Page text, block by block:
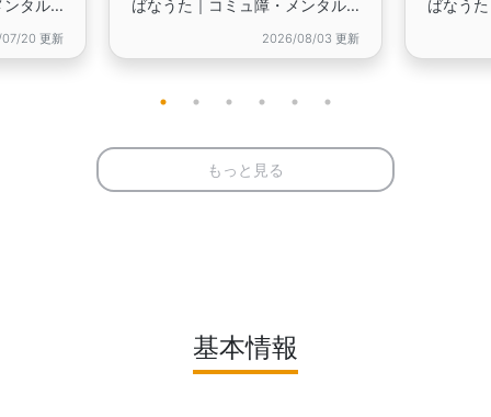
ばなうた｜コミュ障・メンタル疾患・HSP・発達障害・ニートなど、生きづらさを抱える方の居場所
20 更新
ばなうた｜コミュ障・メンタル疾患・HSP・発達障害・ニートなど、生きづらさを抱える方の居場所
2026/08/03 更新
もっと見る
基本情報